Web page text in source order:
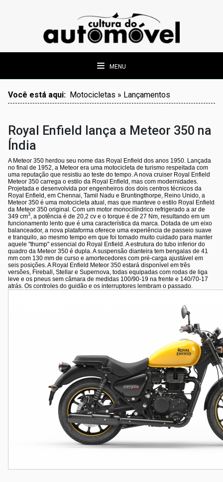
MENU
Você está aqui: Motocicletas » Lançamentos
Royal Enfield lança a Meteor 350 na
Índia
A Meteor 350 herdou seu nome das Royal Enfield dos anos 1950. Lançada
no final de 1952, a Meteor era uma motocicleta de turismo respeitada com
uma reputação que resistiu ao teste do tempo. A nova cruiser Royal Enfield
Meteor 350 carrega o estilo da Royal Enfield, mas com modernidades.
Projetada e desenvolvida por engenheiros dos dois centros técnicos da
Royal Enfield, em Chennai, Tamil Nadu e Bruntingthorpe, Reino Unido, a
Meteor 350 é uma motocicleta atual, mas que manteve o estilo Royal Enfield
da Meteor 350 original. Com um motor monocilíndrico refrigerado a ar de
349 cm3, a potência é de 20,2 cv e o torque é de 27 Nm, resultando em um
funcionamento lento que é uma característica da marca. Dotada de um eixo
balanceador, a nova plataforma oferece uma experiência de passeio suave
e tranquilo, ao mesmo tempo em que foi tomado muito cuidado para manter
aquele "thump" essencial do Royal Enfield. A estrutura do tubo inferior do
quadro da Meteor 350 é dupla. A suspensão dianteira tem bengalas de 41
mm com 130 mm de curso e amortecedores com pré-carga ajustável em
seis posições. A Royal Enfield Meteor 350 estará disponível em três
versões, Fireball, Stellar e Supernova, todas equipadas com rodas de liga
leve e os pneus sem câmara de medidas 100/90-19 na frente e 140/70-17
atrás. Os controles do guidão e os interruptores lembram o passado.